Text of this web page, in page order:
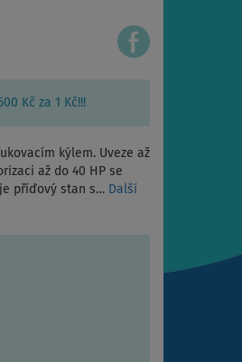
Kč za 1 Kč!!!
kýlem. Uveze až
až do 40 HP se
příďový stan s… Další